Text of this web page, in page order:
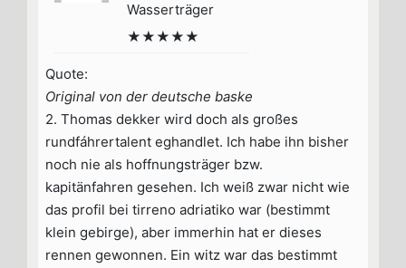
Wasserträger
★★★★★
Quote:
Original von der deutsche baske
2. Thomas dekker wird doch als großes
rundfáhrertalent eghandlet. Ich habe ihn bisher
noch nie als hoffnungsträger bzw.
kapitänfahren gesehen. Ich weiß zwar nicht wie
das profil bei tirreno adriatiko war (bestimmt
klein gebirge), aber immerhin hat er dieses
rennen gewonnen. Ein witz war das bestimmt